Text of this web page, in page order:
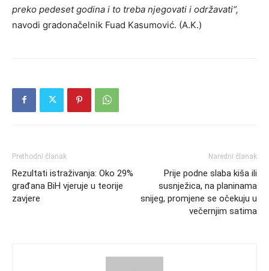
preko pedeset godina i to treba njegovati i održavati“,
navodi gradonačelnik Fuad Kasumović. (A.K.)
Prethodni članak
Rezultati istraživanja: Oko 29%
građana BiH vjeruje u teorije
zavjere
Naredni članak
Prije podne slaba kiša ili
susnježica, na planinama
snijeg, promjene se očekuju u
večernjim satima